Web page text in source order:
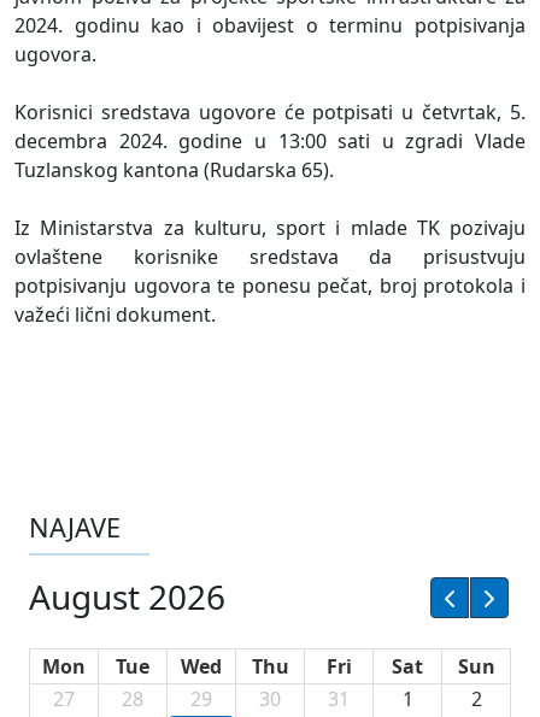
2024. godinu kao i obavijest o terminu potpisivanja
ugovora.
Korisnici sredstava ugovore će potpisati u četvrtak, 5.
decembra 2024. godine u 13:00 sati u zgradi Vlade
Tuzlanskog kantona (Rudarska 65).
Iz Ministarstva za kulturu, sport i mlade TK pozivaju
ovlaštene korisnike sredstava da prisustvuju
potpisivanju ugovora te ponesu pečat, broj protokola i
važeći lični dokument.
NAJAVE
August 2026
Mon Tue Wed Thu Fri Sat
Sun
27
28 29 30 31 1 2